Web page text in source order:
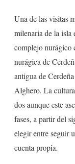
Una de las visitas
milenaria de la isla
complejo nurágico
nurágica de
antigua de
Alghero. La
dos aunque este
fases, a partir del
elegir entre seguir
cuenta propia.